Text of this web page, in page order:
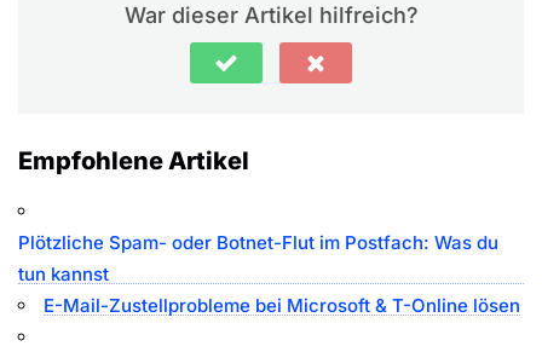
War dieser Artikel hilfreich?
Empfohlene Artikel
Plötzliche Spam- oder Botnet-Flut im Postfach: Was du
tun kannst
E-Mail-Zustellprobleme bei Microsoft & T-Online lösen